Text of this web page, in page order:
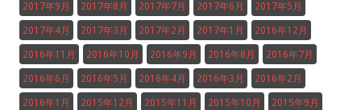
2017年9月 2017年8月 2017年7月 2017年6月 2017年5月
2017年4月 2017年3月 2017年2月 2017年1月 2016年12月
2016年11月 2016年10月 2016年9月 2016年8月 2016年7月
2016年6月 2016年5月 2016年4月 2016年3月 2016年2月
2016年1月 2015年12月 2015年11月 2015年10月 2015年9月